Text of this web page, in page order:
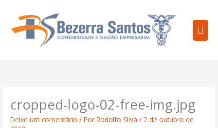
conteúdo
cropped-logo-02-free-img.jpg
Deixe um comentário / PorRodolfo Silva/ 2 de outubro de